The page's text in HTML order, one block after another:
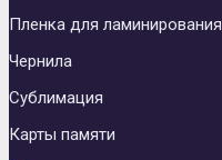
Пленка для ламинирования
Чернила
Сублимация
Карты памяти